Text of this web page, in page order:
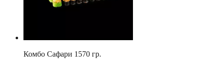
Комбо Сафари 1570 гр.